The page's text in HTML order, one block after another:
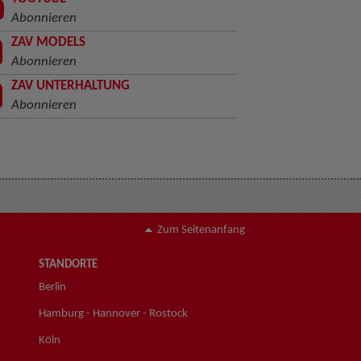
Abonnieren
ZAV MODELS
Abonnieren
ZAV UNTERHALTUNG
Abonnieren
Zum Seitenanfang
STANDORTE
Berlin
Hamburg - Hannover - Rostock
Köln